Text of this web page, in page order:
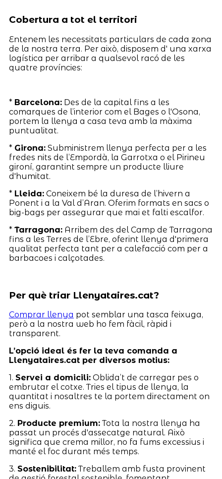
Cobertura a tot el territori
Entenem les necessitats particulars de cada zona
de la nostra terra. Per això, disposem d' una xarxa
logística per arribar a qualsevol racó de les
quatre províncies:
* Barcelona:Des de la capital fins a les
comarques de l’interior com el Bages o l'Osona,
portem la llenya a casa teva amb la màxima
puntualitat.
* Girona:Subministrem llenya perfecta per a les
fredes nits de l’Empordà, la Garrotxa o el Pirineu
gironí, garantint sempre un producte lliure
d'humitat.
* Lleida:Coneixem bé la duresa de l’hivern a
Ponent i a la Val d’Aran. Oferim formats en sacs o
big-bags per assegurar que mai et falti escalfor.
* Tarragona:Arribem des del Camp de Tarragona
fins a les Terres de l’Ebre, oferint llenya d'primera
qualitat perfecta tant per a calefacció com per a
barbacoes i calçotades.
Per què triar Llenyataires.cat?
Comprar llenya pot semblar una tasca feixuga,
però a la nostra web ho fem fàcil, ràpid i
transparent.
L’opció ideal és fer la teva comanda a
Llenyataires.cat per diversos motius:
1. Servei a domicili:Oblida’t de carregar pes o
embrutar el cotxe. Tries el tipus de llenya, la
quantitat i nosaltres te la portem directament on
ens diguis.
2. Producte premium:Tota la nostra llenya ha
passat un procés d'assecatge natural. Això
significa que crema millor, no fa fums excessius i
manté el foc durant més temps.
3. Sostenibilitat:Treballem amb fusta provinent